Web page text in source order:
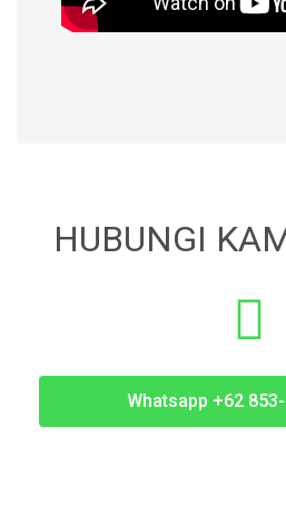
HUBUNGI
Whatsapp +62